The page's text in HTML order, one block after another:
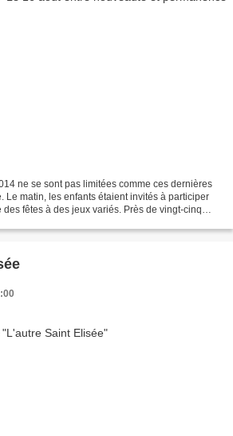
ne se sont pas limitées comme ces dernières
Le matin, les enfants étaient invités à participer
fêtes à des jeux variés. Près de vingt-cinq